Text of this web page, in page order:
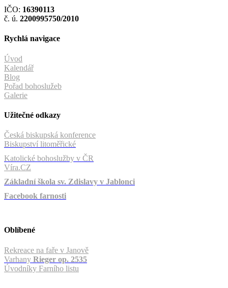
IČO: 16390113
č. ú. 2200995750/2010
Rychlá navigace
Úvod
Kalendář
Blog
Pořad bohoslužeb
Galerie
Užitečné odkazy
Česká biskupská konference
Biskupství litoměřické
Katolické bohoslužby v ČR
Víra.CZ
Základní škola sv. Zdislavy v Jablonci
Facebook farnosti
Oblíbené
Rekreace na faře v Janově
Varhany Rieger op. 2535
Úvodníky Farního listu